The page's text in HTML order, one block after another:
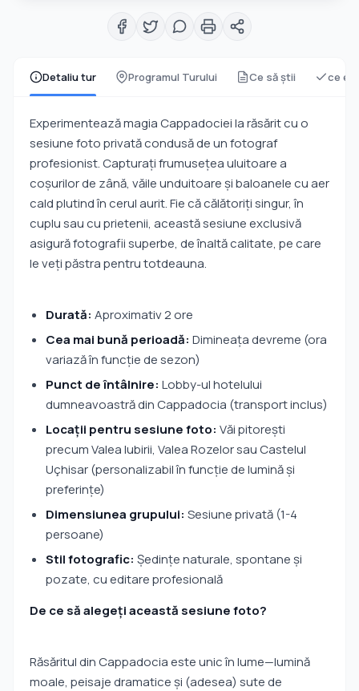
Detaliu tur Programul Turului Ce să știi ce
Experimentează magia Cappadociei la răsărit cu o
sesiune foto privată condusă de un fotograf
profesionist. Capturați frumusețea uluitoare a
coșurilor de zână, văile unduitoare și baloanele cu aer
cald plutind în cerul aurit. Fie că călătoriți singur, în
cuplu sau cu prietenii, această sesiune exclusivă
asigură fotografii superbe, de înaltă calitate, pe care
le veți păstra pentru totdeauna.
Durată: Aproximativ 2 ore
Cea mai bună perioadă: Dimineața devreme (ora
variază în funcție de sezon)
Punct de întâlnire: Lobby-ul hotelului
dumneavoastră din Cappadocia (transport inclus)
Locații pentru sesiune foto: Văi pitorești
precum Valea Iubirii, Valea Rozelor sau Castelul
Uçhisar (personalizabil în funcție de lumină și
preferințe)
Dimensiunea grupului: Sesiune privată (1-4
persoane)
Stil fotografic: Ședințe naturale, spontane și
pozate, cu editare profesională
De ce să alegeți această sesiune foto?
Răsăritul din Cappadocia este unic în lume—lumină
moale, peisaje dramatice și (adesea) sute de